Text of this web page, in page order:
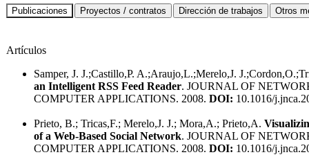
Artículos
Samper, J. J.;Castillo,P. A.;Araujo,L.;Merelo,J.
an Intelligent RSS Feed Reader. JOURNAL OF
COMPUTER APPLICATIONS. 2008. DOI: 10.1016/
Prieto, B.; Tricas,F.; Merelo,J. J.; Mora,A.; Prieto,A.
of a Web-Based Social Network. JOURNAL OF
COMPUTER APPLICATIONS. 2008. DOI: 10.1016/